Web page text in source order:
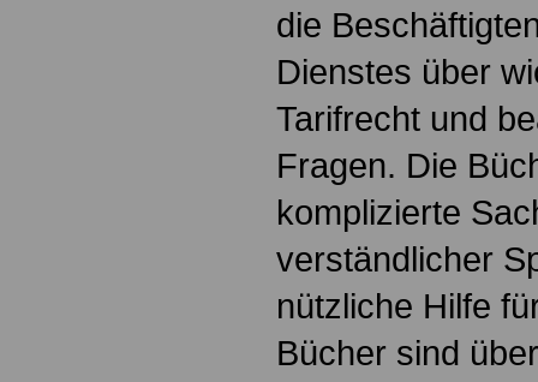
die
Dienstes über
Tarifrecht und
Fragen. Die
komplizierte
verständlicher
nützliche Hilfe
Bücher sind